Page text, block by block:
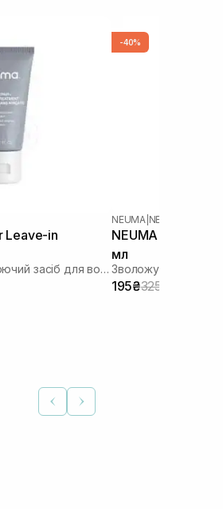
Leave-in
Незмивний відновлюючий засіб для волосся
-40%
NEUMA NEU MOISTURE
NEUMA Neu
мл
Зволожуючий
195₴325₴